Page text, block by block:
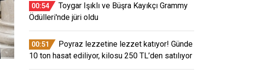
00:54
Toygar Işıklı ve Büşra Kayıkçı Grammy
Ödülleri'nde jüri oldu
00:51
Poyraz lezzetine lezzet katıyor! Günde
10 ton hasat ediliyor, kilosu 250 TL’den satılıyor